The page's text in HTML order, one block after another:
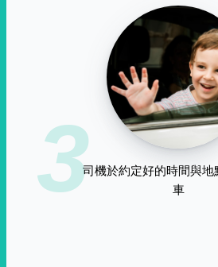
3司機於約定好的時間與地
車